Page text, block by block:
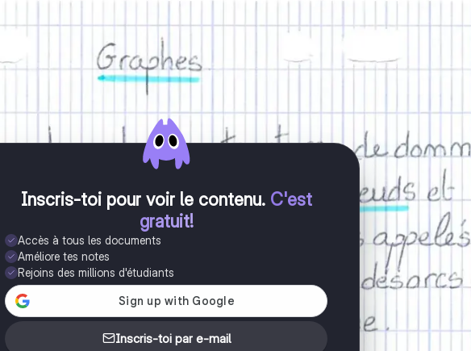
Inscris-toi pour voir le contenu. C'est
gratuit!
Accès à tous les documents
Améliore tes notes
Rejoins des millions d'étudiants
Inscris-toi par e-mail